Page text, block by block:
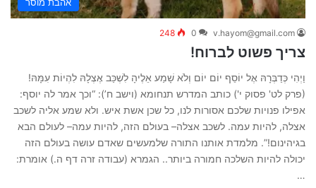
v.hayom@gmail.com
0
248
צריך פשוט לברוח!
וַיְהִי כְּדַבְּרָהּ אֶל יוֹסֵף יוֹם יוֹם וְלֹא שָׁמַע אֵלֶיהָ לִשְׁכַּב אֶצְלָהּ לִהְיוֹת עִמָּהּ!
(פרק לט' פסוק י') כותב המדרש תנחומא (וישב ח’): “וכך אמר לה יוסף:
אפילו פנויות שלכם אסורות לנו, כל שכן אשת איש. ולא שמע אליה לשכב
אצלה, להיות עמה. לשכב אצלה– בעולם הזה, להיות עמה– לעולם הבא
בגיהינום!”. מלמדת אותנו התורה שלמעשים שאדם עושה בעולם הזה
יכולה להיות השלכה חמורה ביותר.. הגמרא (עבודה זרה דף ה.) אומרת:
…